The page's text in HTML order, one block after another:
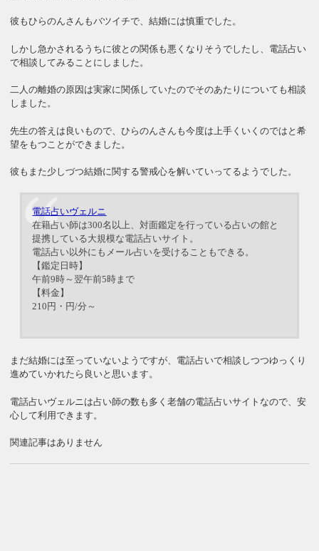
彼もひらのんさんもバツイチで、結婚には慎重でした。
しかし急かされるうちに彼との関係も悪くなりそうでしたし、電話占い
で相談してみることにしました。
二人の離婚の原因は実家に関係していたのでそのあたりについても相談
しました。
先生の答えは良いもので、ひらのんさんも今度は上手くいくのではと希
望をもつことができました。
彼もまた少しづつ結婚に関する警戒心を解いていってるようでした。
電話占いヴェルニ
在籍占い師は300名以上、対面鑑定を行っている占いの館と
提携している大規模な電話占いサイト。
電話占い以外にもメール占いを受けることもできる。
【鑑定日時】
午前9時～翌午前5時まで
【料金】
210円・円/分～
まだ結婚には至っていないようですが、電話占いで相談しつつゆっくり
進めていかれたら良いと思います。
電話占いヴェルニは占い師の数も多く老舗の電話占いサイトなので、安
心して利用できます。
関連記事はありません